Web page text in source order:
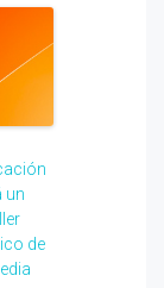
un
de